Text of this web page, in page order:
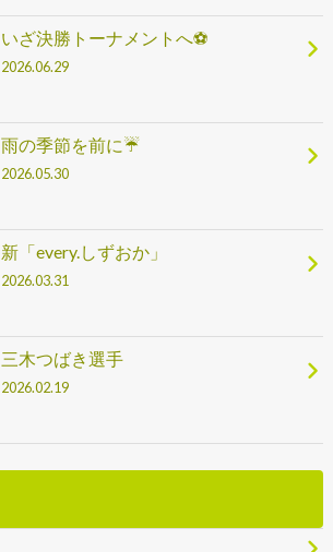
いざ決勝トーナメントへ⚽
2026.06.29
雨の季節を前に☔
2026.05.30
新「every.しずおか」
2026.03.31
三木つばき選手
2026.02.19